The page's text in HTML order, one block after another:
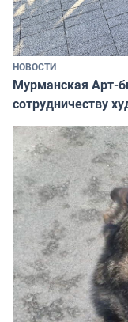
НОВОСТИ
Мурманская Арт-
сотрудничеству